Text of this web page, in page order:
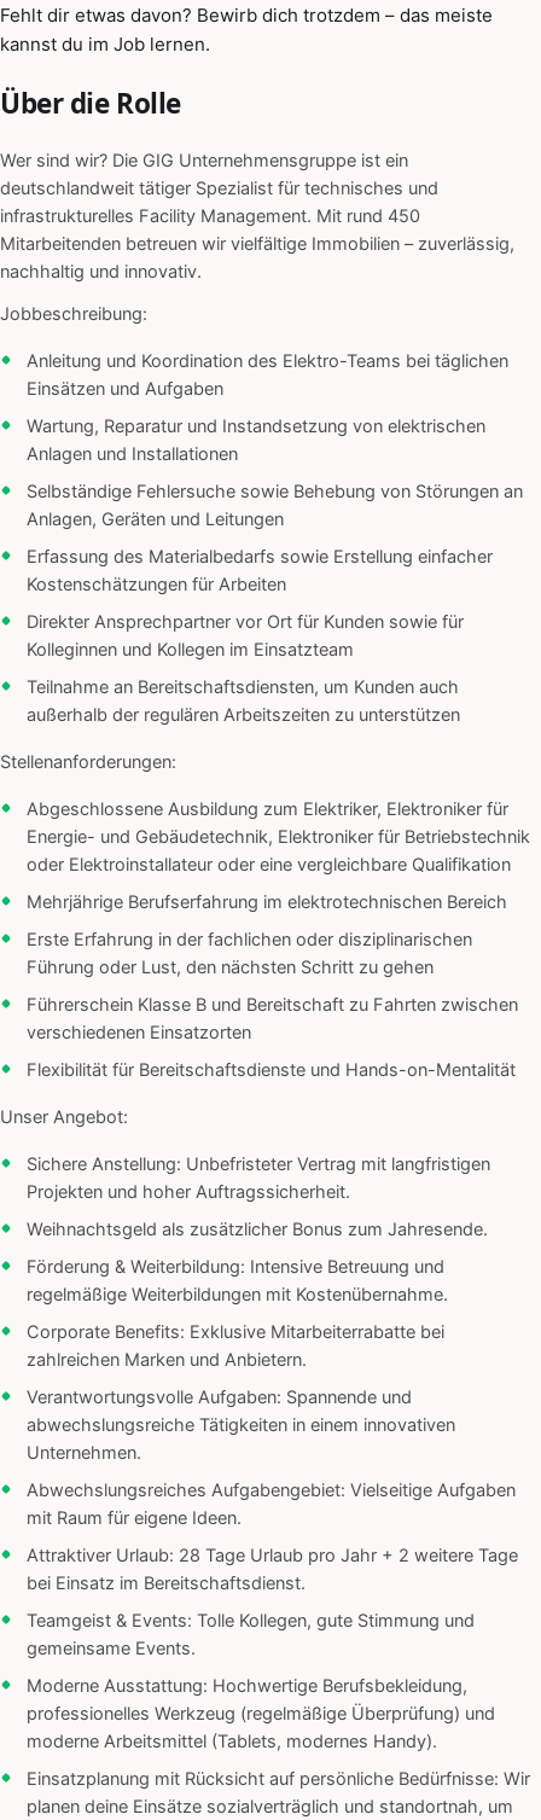
Fehlt dir etwas davon? Bewirb dich trotzdem – das meiste
kannst du im Job lernen.
Über die Rolle
Wer sind wir? Die GIG Unternehmensgruppe ist ein
deutschlandweit tätiger Spezialist für technisches und
infrastrukturelles Facility Management. Mit rund 450
Mitarbeitenden betreuen wir vielfältige Immobilien – zuverlässig,
nachhaltig und innovativ.
Jobbeschreibung:
Anleitung und Koordination des Elektro-Teams bei täglichen
Einsätzen und Aufgaben
Wartung, Reparatur und Instandsetzung von elektrischen
Anlagen und Installationen
Selbständige Fehlersuche sowie Behebung von Störungen an
Anlagen, Geräten und Leitungen
Erfassung des Materialbedarfs sowie Erstellung einfacher
Kostenschätzungen für Arbeiten
Direkter Ansprechpartner vor Ort für Kunden sowie für
Kolleginnen und Kollegen im Einsatzteam
Teilnahme an Bereitschaftsdiensten, um Kunden auch
außerhalb der regulären Arbeitszeiten zu unterstützen
Stellenanforderungen:
Abgeschlossene Ausbildung zum Elektriker, Elektroniker für
Energie- und Gebäudetechnik, Elektroniker für Betriebstechnik
oder Elektroinstallateur oder eine vergleichbare Qualifikation
Mehrjährige Berufserfahrung im elektrotechnischen Bereich
Erste Erfahrung in der fachlichen oder disziplinarischen
Führung oder Lust, den nächsten Schritt zu gehen
Führerschein Klasse B und Bereitschaft zu Fahrten zwischen
verschiedenen Einsatzorten
Flexibilität für Bereitschaftsdienste und Hands-on-Mentalität
Unser Angebot:
Sichere Anstellung: Unbefristeter Vertrag mit langfristigen
Projekten und hoher Auftragssicherheit.
Weihnachtsgeld als zusätzlicher Bonus zum Jahresende.
Förderung & Weiterbildung: Intensive Betreuung und
regelmäßige Weiterbildungen mit Kostenübernahme.
Corporate Benefits: Exklusive Mitarbeiterrabatte bei
zahlreichen Marken und Anbietern.
Verantwortungsvolle Aufgaben: Spannende und
abwechslungsreiche Tätigkeiten in einem innovativen
Unternehmen.
Abwechslungsreiches Aufgabengebiet: Vielseitige Aufgaben
mit Raum für eigene Ideen.
Attraktiver Urlaub: 28 Tage Urlaub pro Jahr + 2 weitere Tage
bei Einsatz im Bereitschaftsdienst.
Teamgeist & Events: Tolle Kollegen, gute Stimmung und
gemeinsame Events.
Moderne Ausstattung: Hochwertige Berufsbekleidung,
professionelles Werkzeug (regelmäßige Überprüfung) und
moderne Arbeitsmittel (Tablets, modernes Handy).
Einsatzplanung mit Rücksicht auf persönliche Bedürfnisse: Wir
planen deine Einsätze sozialverträglich und standortnah, um